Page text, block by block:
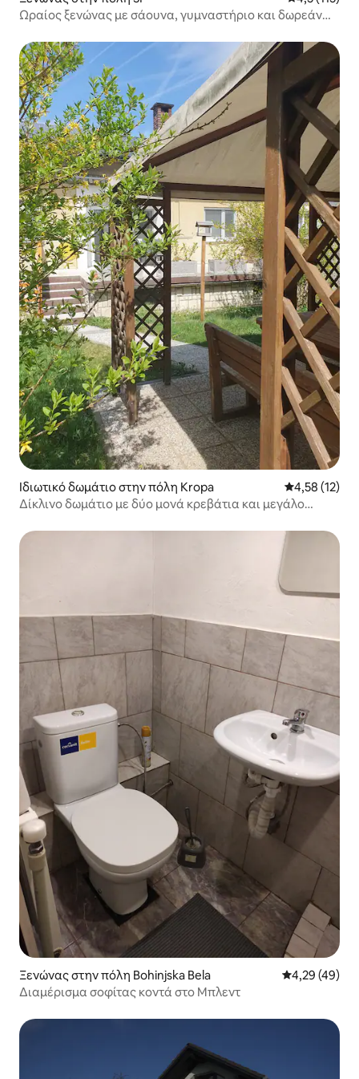
Ωραίος ξενώνας με σάουνα, γυμναστήριο και δωρεάν
Ιδιωτικό δωμάτιο στην πόλη Kropa Μέση
4,58 (12)
Δίκλινο δωμάτιο με δύο μονά κρεβάτια και μεγάλο
Ξενώνας στην πόλη Bohinjska Bela Μέση
4,29 (49)
Διαμέρισμα σοφίτας κοντά στο Μπλεντ